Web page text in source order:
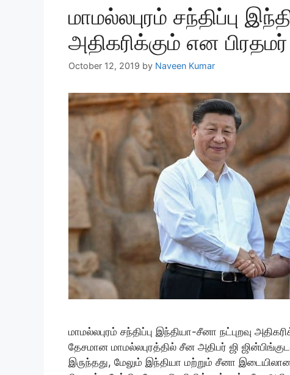
மாமல்லபுரம் சந்திப்பு
அதிகரிக்கும் என
October 12, 2019 by Naveen Kumar
மாமல்லபுரம் சந்திப்பு இந்தியா-சீனா நட்புறவு
தேசமான மாமல்லபுரத்தில் சீன அதிபர் ஜி
இருந்தது, மேலும் இந்தியா மற்றும் சீனா